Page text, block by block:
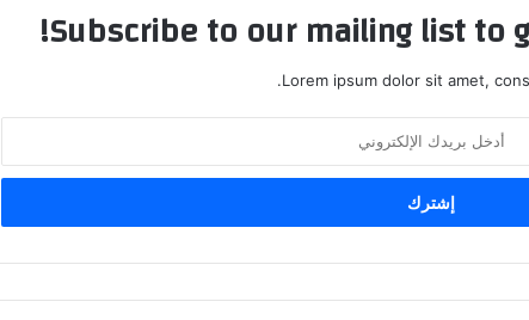
Subscribe to our mailing list to
Lorem ipsum dolor sit amet,